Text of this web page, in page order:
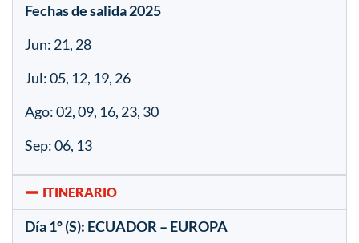
Fechas de salida2025
Jun: 21, 28
Jul: 05, 12, 19, 26
Ago: 02, 09, 16, 23, 30
Sep: 06, 13
ITINERARIO
Día 1º (S): ECUADOR – EUROPA